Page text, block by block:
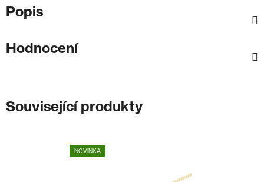
Popis
Hodnocení
Související produkty
NOVINKA